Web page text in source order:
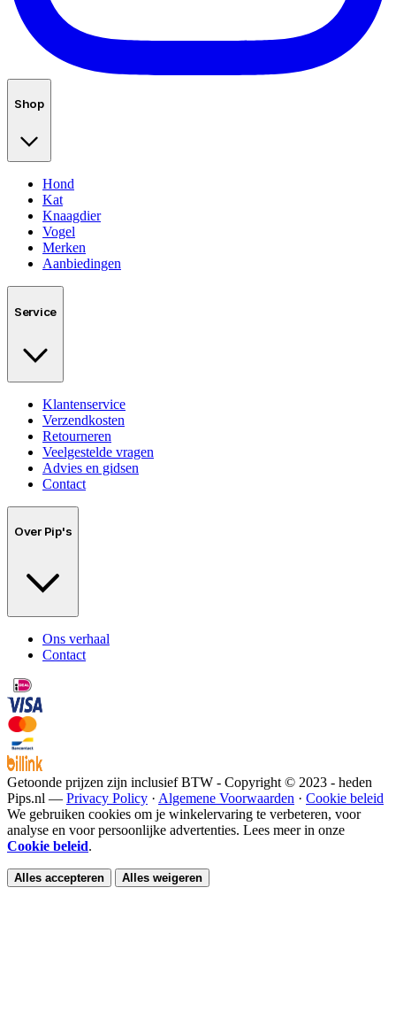
Shop
Hond
Kat
Knaagdier
Vogel
Merken
Aanbiedingen
Service
Klantenservice
Verzendkosten
Retourneren
Veelgestelde vragen
Advies en gidsen
Contact
Over Pip's
Ons verhaal
Contact
Getoonde prijzen zijn inclusief BTW - Copyright © 2023 - heden
Pips.nl — Privacy Policy · Algemene Voorwaarden · Cookie beleid
We gebruiken cookies om je winkelervaring te verbeteren, voor
analyse en voor persoonlijke advertenties. Lees meer in onze
Cookie beleid.
Alles accepteren Alles weigeren